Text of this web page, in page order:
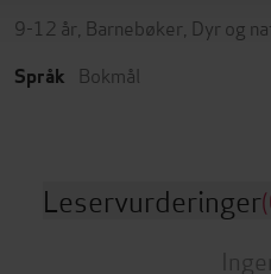
9-12 år Barnebøker Dyr og
Språk Bokmål
Leservurderinger